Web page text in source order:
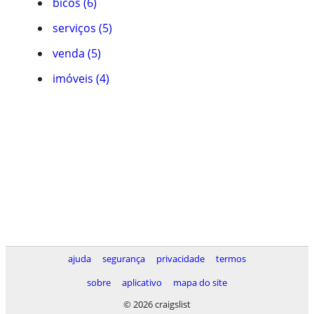
serviços (5)
venda (5)
imóveis (4)
ajuda segurança privacidade
termos
sobre
aplicativo
mapa do site
© 2026 craigslist